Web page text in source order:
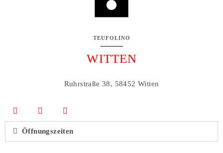
TEUFOLINO
WITTEN
Ruhrstraße 38, 58452 Witten
Öffnungszeiten